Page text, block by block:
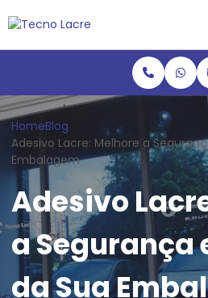
HomeBlog
Adesivo Lacre: Melhore a
Embalagem
Adesivo
a Segurança
da Sua